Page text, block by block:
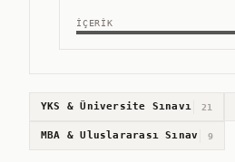
İÇERIK
YKS & Üniversite Sınavı 21
MBA & Uluslararası Sınav 9